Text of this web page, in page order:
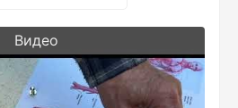
Видео